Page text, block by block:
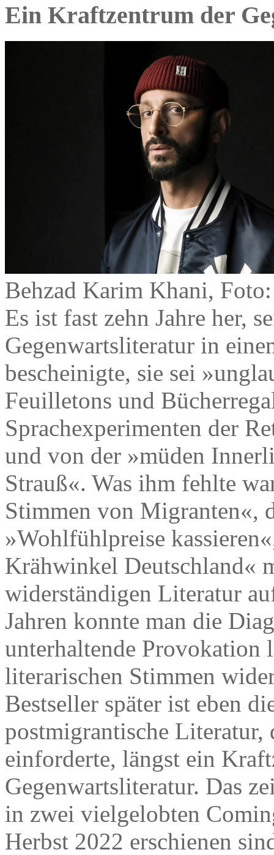
Ein Kraftzentrum der
Behzad Karim Khani,
Es ist fast zehn Jahre her,
Gegenwartsliteratur in
bescheinigte, sie sei
Feuilletons und
Sprachexperimenten der
und von der »müden
Strauß«. Was ihm fehlte
Stimmen von Migranten«,
»Wohlfühlpreise
Krähwinkel Deutschland«
widerständigen Literatur
Jahren konnte man die
unterhaltende Provokation
literarischen Stimmen
Bestseller später ist eben
postmigrantische
einforderte, längst ein
Gegenwartsliteratur. Das
in zwei vielgelobten
Herbst 2022 erschienen